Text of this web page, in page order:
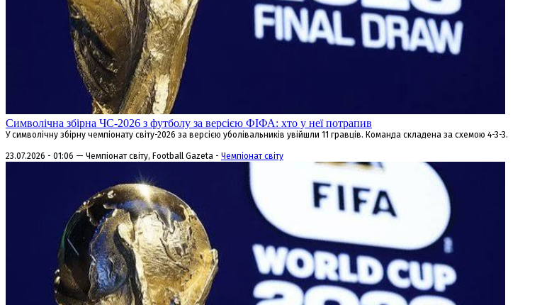
Символічна збірна ЧС-2026 з футболу за версією ФІФА: хто у неї потрапив
У символічну збірну чемпіонату світу-2026 за версією уболівальників увійшли 11 гравців. Команда складена за схемою 4-3-3.
23.07.2026 - 01:06 — Чемпіонат світу, Football Gazeta - Чемпіонат світу